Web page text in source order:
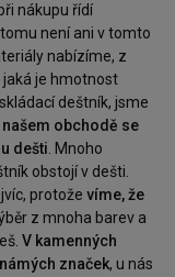
nákupu řídí
není ani v tomto
nabízíme, z
jaká je hmotnost
deštník, jsme
našem obchodě se
dešti. Mnoho
obstojí v dešti.
protože víme, že
z mnoha barev a
V kamenných
značek, u nás